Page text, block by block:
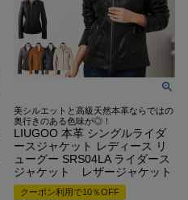
美シルエットと高級天然本革ならではの
奥行きのある色味が◎！
LIUGOO 本革 シングルライダ
ースジャケット レディース リ
ューグー SRS04LA ライダース
ジャケット レザージャケット
クーポン利用で10％OFF